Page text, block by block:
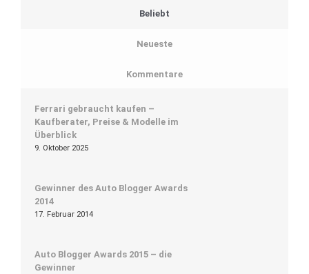
Beliebt
Neueste
Kommentare
Ferrari gebraucht kaufen –
Kaufberater, Preise & Modelle im
Überblick
9. Oktober 2025
Gewinner des Auto Blogger Awards
2014
17. Februar 2014
Auto Blogger Awards 2015 – die
Gewinner